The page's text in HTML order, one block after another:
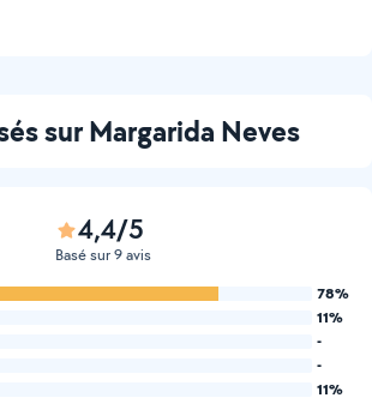
sur Margarida Neves
4,4/5
Basé sur 9 avis
78%
11%
-
-
11%